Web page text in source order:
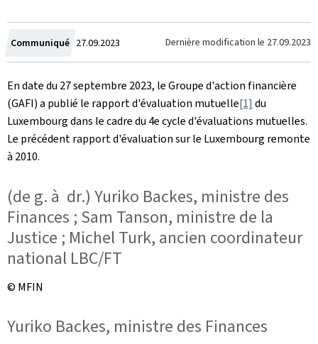
Communiqué Crée
le
27.09.2023 Dernière modification le 27.09.2023
En date du 27 septembre 2023, le Groupe d'action financière
(GAFI) a publié le rapport d'évaluation mutuelle[1] du
Luxembourg dans le cadre du 4e cycle d'évaluations mutuelles.
Le précédent rapport d'évaluation sur le Luxembourg remonte
à 2010.
(de g. à dr.) Yuriko Backes, ministre des
Finances ; Sam Tanson, ministre de la
Justice ; Michel Turk, ancien coordinateur
national LBC/FT
© MFIN
Yuriko Backes, ministre des Finances